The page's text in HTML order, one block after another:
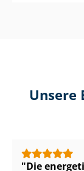
Unsere
Die